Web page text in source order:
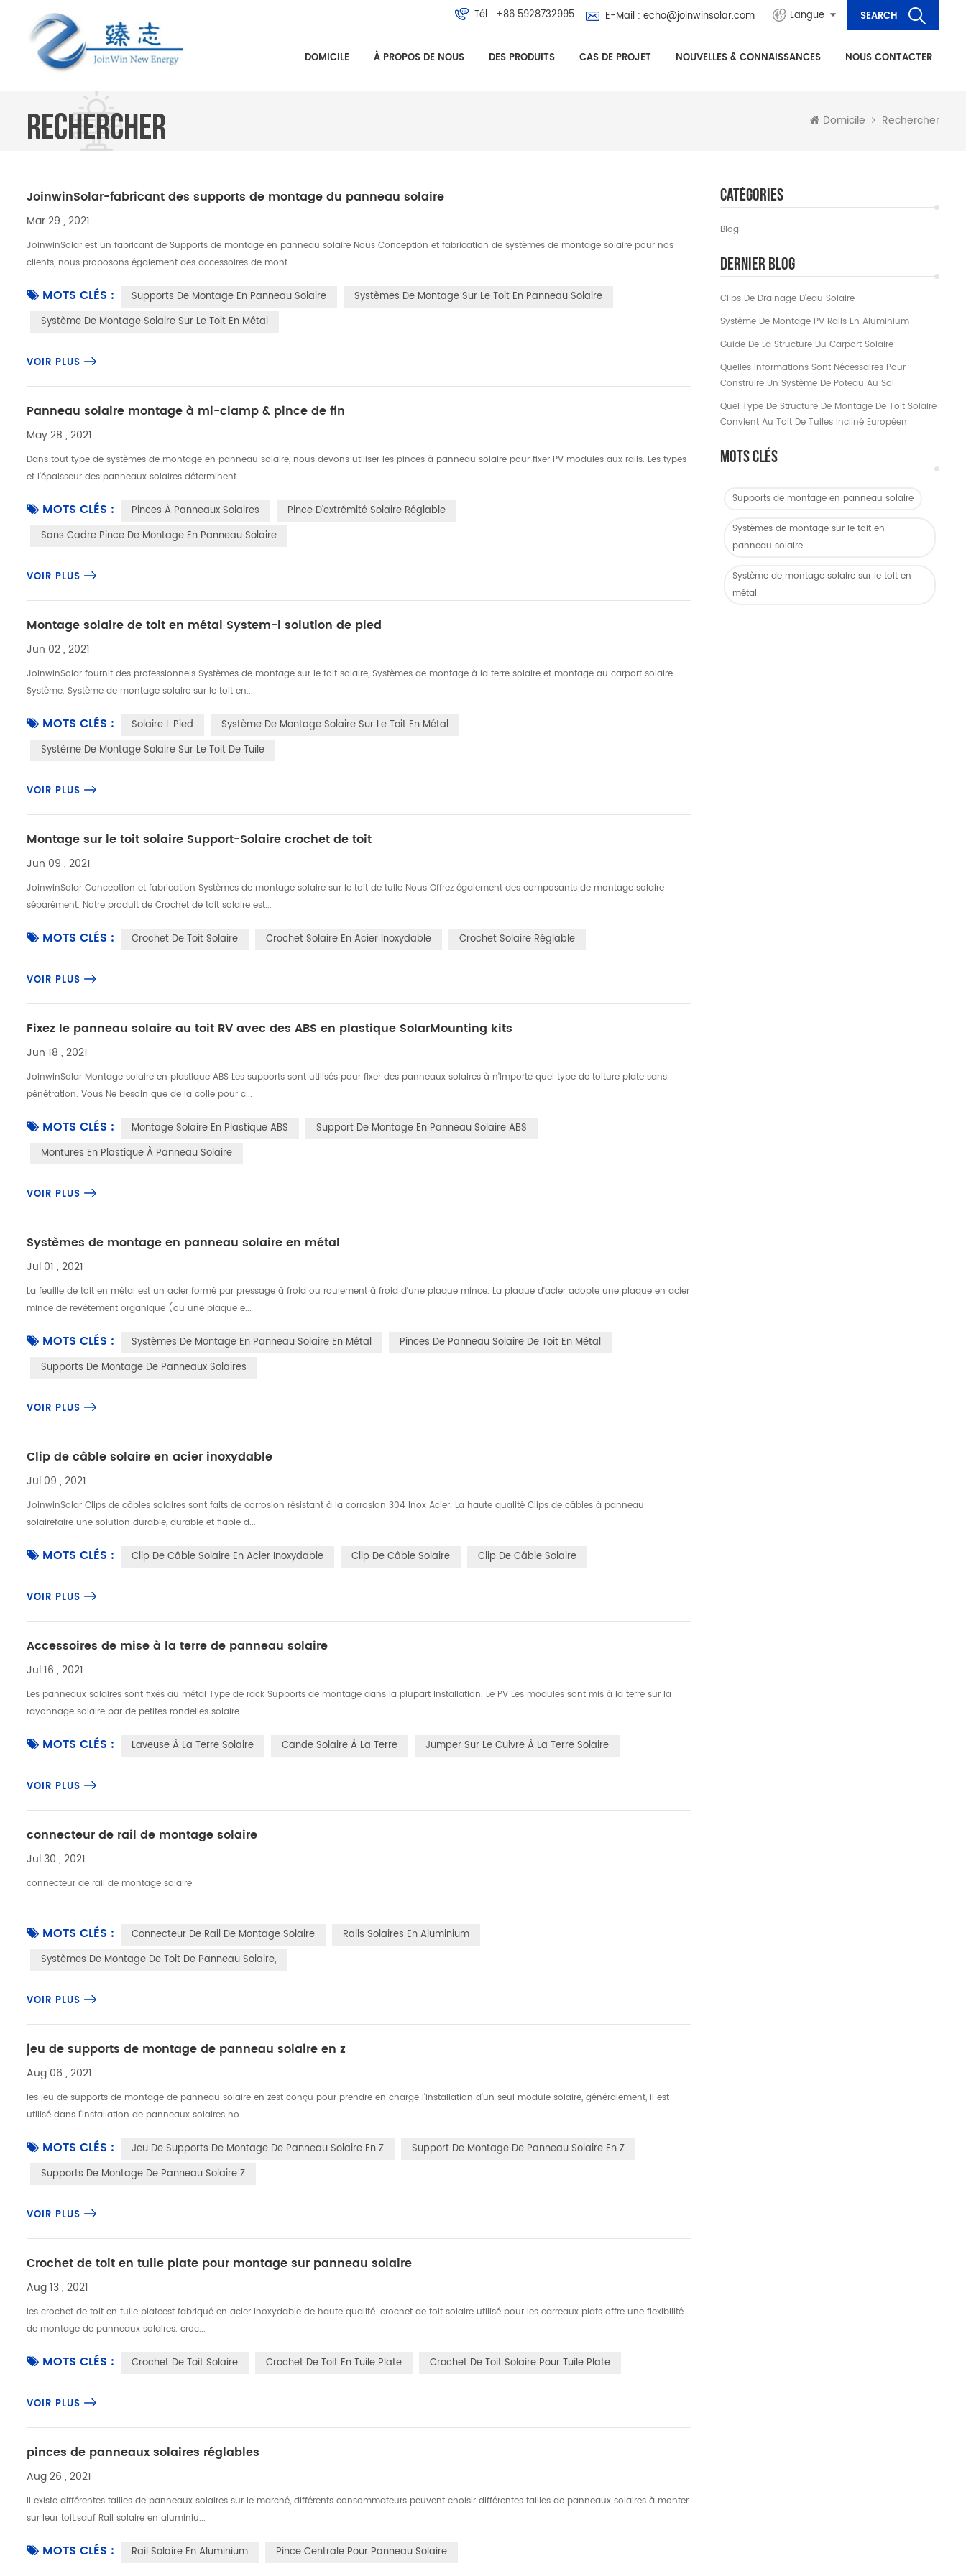
Langue
Tél : +86 5928732995 E-Mail : echo@joinwinsolar.com
DOMICILE À PROPOS DE NOUS DES PRODUITS CAS DE PROJET NOUVELLES & CONNAISSANCES NOUS CONTACTER
RECHERCHER Domicile Rechercher
Catégories
Blog
Dernier Blog
Clips De Drainage D'eau Solaire
Système De Montage PV Rails En Aluminium
Guide De La Structure Du Carport Solaire
Quelles Informations Sont Nécessaires Pour
Construire Un Système De Poteau Au Sol
Quel Type De Structure De Montage De Toit Solaire
Convient Au Toit De Tuiles Incliné Européen
Mots Clés
Supports de montage en panneau solaire
Systèmes de montage sur le toit en
panneau solaire
Système de montage solaire sur le toit en
métal
JoinwinSolar-fabricant des supports de montage du panneau solaire
Mar 29 , 2021
JoinwinSolar est un fabricant de Supports de montage en panneau solaire Nous Conception et fabrication de systèmes de montage solaire pour nos
clients, nous proposons également des accessoires de mont...
MOTS CLÉS : Supports De Montage En Panneau Solaire
Systèmes De Montage Sur Le Toit En Panneau Solaire
Système De Montage Solaire Sur Le Toit En Métal
VOIR PLUS
Panneau solaire montage à mi-clamp & pince de fin
May 28 , 2021
Dans tout type de systèmes de montage en panneau solaire, nous devons utiliser les pinces à panneau solaire pour fixer PV modules aux rails. Les types
et l'épaisseur des panneaux solaires déterminent ...
MOTS CLÉS : Pinces À Panneaux Solaires
Pince D'extrémité Solaire Réglable
Sans Cadre Pince De Montage En Panneau Solaire
VOIR PLUS
Montage solaire de toit en métal System-l solution de pied
Jun 02 , 2021
JoinwinSolar fournit des professionnels Systèmes de montage sur le toit solaire, Systèmes de montage à la terre solaire et montage au carport solaire
Système. Système de montage solaire sur le toit en...
MOTS CLÉS : Solaire L Pied
Système De Montage Solaire Sur Le Toit En Métal
Système De Montage Solaire Sur Le Toit De Tuile
VOIR PLUS
Montage sur le toit solaire Support-Solaire crochet de toit
Jun 09 , 2021
JoinwinSolar Conception et fabrication Systèmes de montage solaire sur le toit de tuile Nous Offrez également des composants de montage solaire
séparément. Notre produit de Crochet de toit solaire est...
MOTS CLÉS : Crochet De Toit Solaire Crochet Solaire En Acier Inoxydable Crochet Solaire Réglable
VOIR PLUS
Fixez le panneau solaire au toit RV avec des ABS en plastique SolarMounting kits
Jun 18 , 2021
JoinwinSolar Montage solaire en plastique ABS Les supports sont utilisés pour fixer des panneaux solaires à n'importe quel type de toiture plate sans
pénétration. Vous Ne besoin que de la colle pour c...
MOTS CLÉS : Montage Solaire En Plastique ABS
Support De Montage En Panneau Solaire ABS
Montures En Plastique À Panneau Solaire
VOIR PLUS
Systèmes de montage en panneau solaire en métal
Jul 01 , 2021
La feuille de toit en métal est un acier formé par pressage à froid ou roulement à froid d'une plaque mince. La plaque d'acier adopte une plaque en acier
mince de revêtement organique (ou une plaque e...
MOTS CLÉS : Systèmes De Montage En Panneau Solaire En Métal
Pinces De Panneau Solaire De Toit En Métal
Supports De Montage De Panneaux Solaires
VOIR PLUS
Clip de câble solaire en acier inoxydable
Jul 09 , 2021
JoinwinSolar Clips de câbles solaires sont faits de corrosion résistant à la corrosion 304 Inox Acier. La haute qualité Clips de câbles à panneau
solairefaire une solution durable, durable et fiable d...
MOTS CLÉS : Clip De Câble Solaire En Acier Inoxydable Clip De Câble Solaire Clip De Câble Solaire
VOIR PLUS
Accessoires de mise à la terre de panneau solaire
Jul 16 , 2021
Les panneaux solaires sont fixés au métal Type de rack Supports de montage dans la plupart Installation. Le PV Les modules sont mis à la terre sur la
rayonnage solaire par de petites rondelles solaire...
MOTS CLÉS : Laveuse À La Terre Solaire Cande Solaire À La Terre Jumper Sur Le Cuivre À La Terre Solaire
VOIR PLUS
connecteur de rail de montage solaire
Jul 30 , 2021
connecteur de rail de montage solaire
MOTS CLÉS : Connecteur De Rail De Montage Solaire
Rails Solaires En Aluminium
Systèmes De Montage De Toit De Panneau Solaire,
VOIR PLUS
jeu de supports de montage de panneau solaire en z
Aug 06 , 2021
les jeu de supports de montage de panneau solaire en zest conçu pour prendre en charge l'installation d'un seul module solaire, généralement, il est
utilisé dans l'installation de panneaux solaires ho...
MOTS CLÉS : Jeu De Supports De Montage De Panneau Solaire En Z
Support De Montage De Panneau Solaire En Z
Supports De Montage De Panneau Solaire Z
VOIR PLUS
Crochet de toit en tuile plate pour montage sur panneau solaire
Aug 13 , 2021
les crochet de toit en tuile plateest fabriqué en acier inoxydable de haute qualité. crochet de toit solaire utilisé pour les carreaux plats offre une flexibilité
de montage de panneaux solaires. croc...
MOTS CLÉS : Crochet De Toit Solaire Crochet De Toit En Tuile Plate Crochet De Toit Solaire Pour Tuile Plate
VOIR PLUS
pinces de panneaux solaires réglables
Aug 26 , 2021
il existe différentes tailles de panneaux solaires sur le marché, différents consommateurs peuvent choisir différentes tailles de panneaux solaires à monter
sur leur toit.sauf Rail solaire en aluminiu...
MOTS CLÉS : Rail Solaire En Aluminium Pince Centrale Pour Panneau Solaire